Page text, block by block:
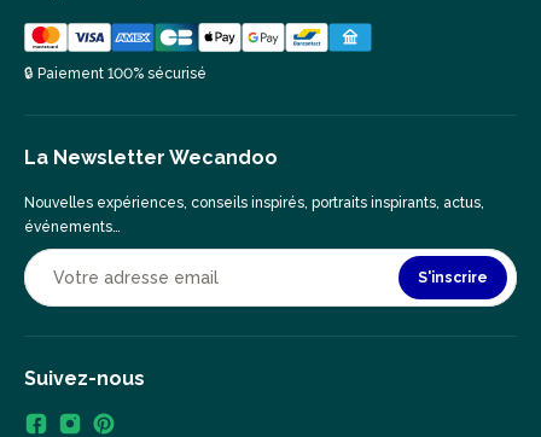
🔒 Paiement 100% sécurisé
La Newsletter Wecandoo
Nouvelles expériences, conseils inspirés, portraits inspirants, actus,
événements…
S'inscrire
Suivez-nous